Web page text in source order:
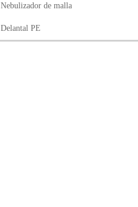
Nebulizador de malla
Delantal PE